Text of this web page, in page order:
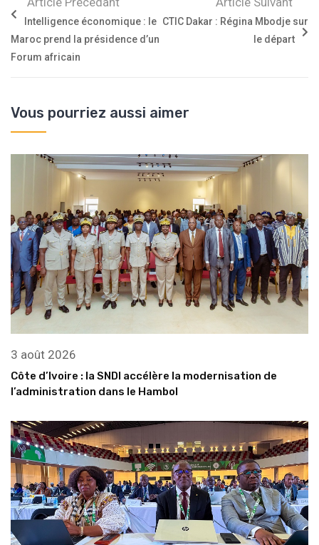
Intelligence économique : le
Maroc prend la présidence d’un
Forum africain
CTIC Dakar : Régina Mbodje sur
le départ
Vous pourriez aussi aimer
3 août 2026
Côte d’Ivoire : la SNDI accélère la modernisation de
l’administration dans le Hambol